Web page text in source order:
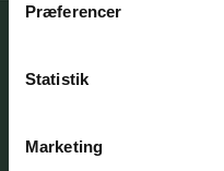
Præferencer
Statistik
Marketing